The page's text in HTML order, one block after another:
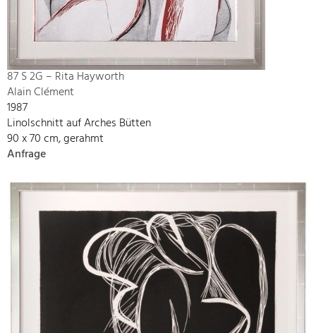
87 S 2G – Rita Hayworth
Alain Clément
1987
Linolschnitt auf Arches Bütten
90 x 70 cm, gerahmt
Anfrage